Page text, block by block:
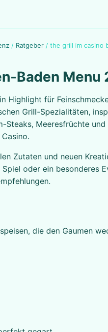
/ Ratgeber / the grill im casino
Baden Menu
Highlight für
Grill-Spezialitäten,
Steaks, Meeresfrüchte
Zutaten und neuen
oder ein besonderes
die den Gaumen